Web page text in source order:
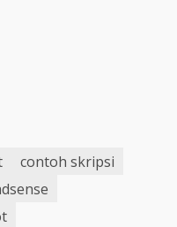
contoh skripsi